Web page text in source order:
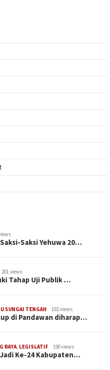
Saksi Yehuwa 20…
201 views
Tahap Uji Publik …
SUNGAI TENGAH 192 views
di Pandawan diharap…
RAYA LEGISLATIF 190 views
Ke-24 Kabupaten…